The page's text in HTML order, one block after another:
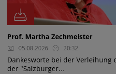
Prof. Martha Zechmeister
05.08.2026 20:32
Dankesworte bei der Verleihung
der "Salzburger...